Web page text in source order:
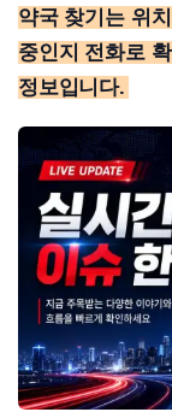
약국 찾기는 위
중인지 전화로
정보입니다.